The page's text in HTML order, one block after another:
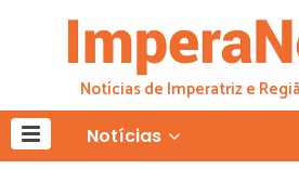
Notícias de Imperatriz e
Notícias